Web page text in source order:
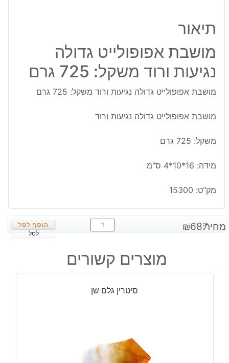
תיאור
מושבת אפופולייט גדולה
נגיעות ורוד משקל: 725 גרם
מושבת אפופולייט גדולה נגיעות ורוד משקל: 725 גרם
מושבת אפופולייט גדולה נגיעות ורוד
משקל: 725 גרם
מידה: 16*10*4 ס"מ
מק"ט: 15300
מחיר: ₪687
כמות
של
אפופולייט
גדולה
ורוד
לסל
מוצרים קשורים
סיטרין גלם שן